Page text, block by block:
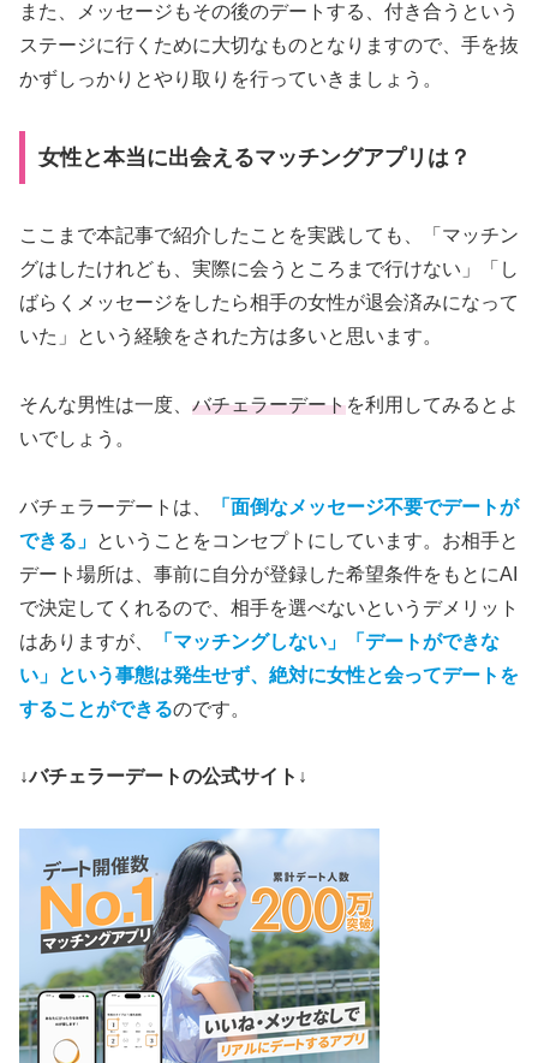
また、メッセージもその後のデートする、付き合うという
ステージに行くために大切なものとなりますので、手を抜
かずしっかりとやり取りを行っていきましょう。
女性と本当に出会えるマッチングアプリは？
ここまで本記事で紹介したことを実践しても、「マッチン
グはしたけれども、実際に会うところまで行けない」「し
ばらくメッセージをしたら相手の女性が退会済みになって
いた」という経験をされた方は多いと思います。
そんな男性は一度、 バチェラーデートを利用してみるとよ
いでしょう。
バチェラーデートは、
「面倒なメッセージ不要でデートが
できる」 ということをコンセプトにしています。お相手と
デート場所は、事前に自分が登録した希望条件をもとにAI
で決定してくれるので、相手を選べないというデメリット
はありますが、
「マッチングしない」「デートができな
い」という事態は発生せず、絶対に女性と会ってデートを
することができるのです。
↓バチェラーデートの公式サイト↓